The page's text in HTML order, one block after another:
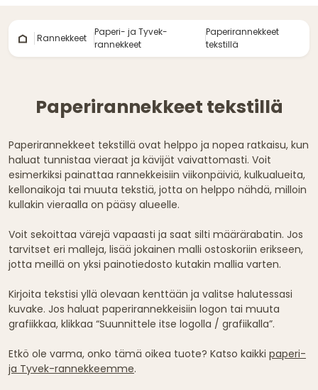
Rannekkeet
Paperi- ja Tyvek-
rannekkeet
Paperirannekkeet
tekstillä
Paperirannekkeet tekstillä
Paperirannekkeet tekstillä ovat helppo ja nopea ratkaisu, kun
haluat tunnistaa vieraat ja kävijät vaivattomasti. Voit
esimerkiksi painattaa rannekkeisiin viikonpäiviä, kulkualueita,
kellonaikoja tai muuta tekstiä, jotta on helppo nähdä, milloin
kullakin vieraalla on pääsy alueelle.
Voit sekoittaa värejä vapaasti ja saat silti määrärabatin. Jos
tarvitset eri malleja, lisää jokainen malli ostoskoriin erikseen,
jotta meillä on yksi painotiedosto kutakin mallia varten.
Kirjoita tekstisi yllä olevaan kenttään ja valitse halutessasi
kuvake. Jos haluat paperirannekkeisiin logon tai muuta
grafiikkaa, klikkaa “Suunnittele itse logolla / grafiikalla”.
Etkö ole varma, onko tämä oikea tuote? Katso kaikki paperi-
ja Tyvek-rannekkeemme.